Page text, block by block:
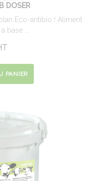
DOSER
Eco-antibio ! Aliment
base ...
PANIER